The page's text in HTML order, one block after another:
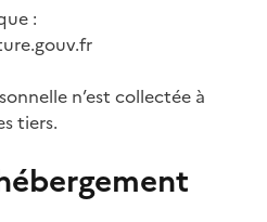
:
n’est collectée à
tiers.